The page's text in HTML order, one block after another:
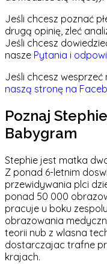
Jeśli chcesz poznać
drugą opinię, zleć
Jeśli chcesz
nasze Pytania i
Jeśli chcesz
naszą stronę na
Poznaj
Babygram
Stephie jest matka
Z ponad 6-letnim
przewidywania plci
ponad 50 000
pracuje u boku
obrazowania
teorii nub z wlasna
dostarczajac trafne
krajach.